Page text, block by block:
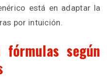
está en adaptar la
por intuición.
fórmulas según